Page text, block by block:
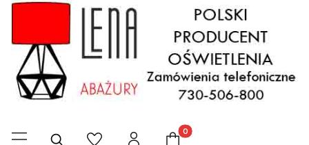
Otwórz wyszukiwarkę Produkty w koszyku: 0.